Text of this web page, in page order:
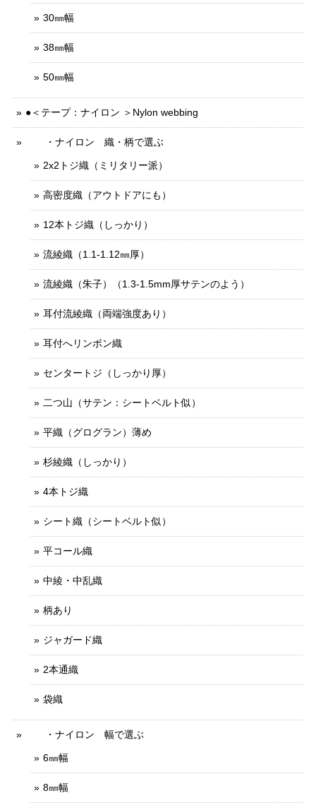
30㎜幅
38㎜幅
50㎜幅
●＜テープ：ナイロン ＞Nylon webbing
・ナイロン 織・柄で選ぶ
2x2トジ織（ミリタリー派）
高密度織（アウトドアにも）
12本トジ織（しっかり）
流綾織（1.1-1.12㎜厚）
流綾織（朱子）（1.3-1.5mm厚サテンのよう）
耳付流綾織（両端強度あり）
耳付へリンボン織
センタートジ（しっかり厚）
二つ山（サテン：シートベルト似）
平織（グログラン）薄め
杉綾織（しっかり）
4本トジ織
シート織（シートベルト似）
平コール織
中綾・中乱織
柄あり
ジャガード織
2本通織
袋織
・ナイロン 幅で選ぶ
6㎜幅
8㎜幅